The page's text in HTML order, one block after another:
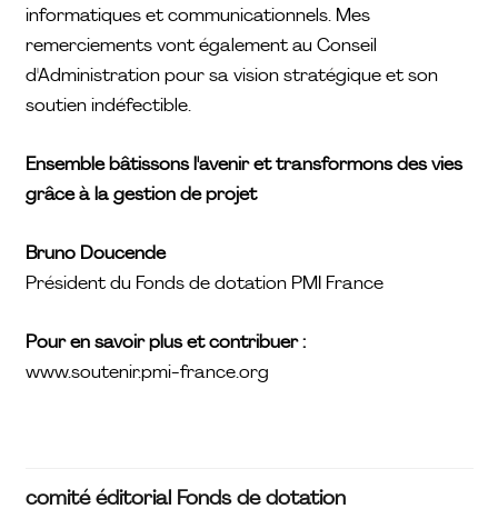
informatiques et communicationnels. Mes
remerciements vont également au Conseil
d'Administration pour sa vision stratégique et son
soutien indéfectible.
Ensemble bâtissons l'avenir et transformons des vies
grâce à la gestion de projet
Bruno Doucende
Président du Fonds de dotation PMI France
Pour en savoir plus et contribuer :
www.soutenir.pmi-france.org
comité éditorial Fonds de dotation